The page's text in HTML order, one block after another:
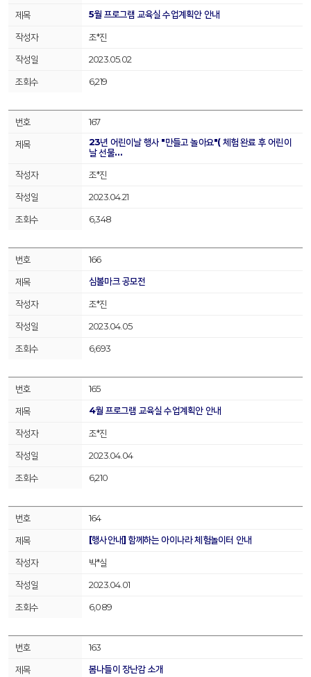
5월 프로그램 교육실 수업계획안 안내
조*진
2023.05.02
6,219
167
23년 어린이날 행사 "만들고 놀아요"( 체험 완료 후 어린이
날 선물…
조*진
2023.04.21
6,348
166
심볼마크 공모전
조*진
2023.04.05
6,693
165
4월 프로그램 교육실 수업계획안 안내
조*진
2023.04.04
6,210
164
[행사안내] 함께하는 아이나라 체험놀이터 안내
박*실
2023.04.01
6,089
163
봄나들이 장난감 소개